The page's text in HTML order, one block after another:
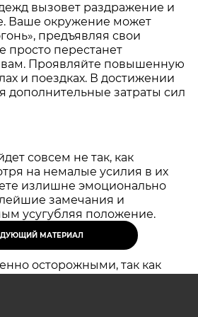
МАТЕРИАЛ
вызовет раздражение и
Ваше окружение может
предъявляя свои
просто перестанет
вам. Проявляйте повышенную
и поездках. В достижении
дополнительные затраты сил
совсем не так, как
на немалые усилия в их
излишне эмоционально
замечания и
усугубляя положение.
осторожными, так как